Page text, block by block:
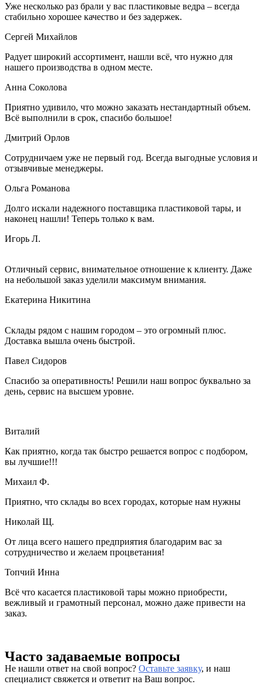
Уже несколько раз брали у вас пластиковые ведра – всегда
стабильно хорошее качество и без задержек.
Сергей Михайлов
Радует широкий ассортимент, нашли всё, что нужно для
нашего производства в одном месте.
Анна Соколова
Приятно удивило, что можно заказать нестандартный объем.
Всё выполнили в срок, спасибо большое!
Дмитрий Орлов
Сотрудничаем уже не первый год. Всегда выгодные условия и
отзывчивые менеджеры.
Ольга Романова
Долго искали надежного поставщика пластиковой тары, и
наконец нашли! Теперь только к вам.
Игорь Л.
Отличный сервис, внимательное отношение к клиенту. Даже
на небольшой заказ уделили максимум внимания.
Екатерина Никитина
Склады рядом с нашим городом – это огромный плюс.
Доставка вышла очень быстрой.
Павел Сидоров
Спасибо за оперативность! Решили наш вопрос буквально за
день, сервис на высшем уровне.
Виталий
Как приятно, когда так быстро решается вопрос с подбором,
вы лучшие!!!
Михаил Ф.
Приятно, что склады во всех городах, которые нам нужны
Николай Щ.
От лица всего нашего предприятия благодарим вас за
сотрудничество и желаем процветания!
Топчий Инна
Всё что касается пластиковой тары можно приобрести,
вежливый и грамотный персонал, можно даже привести на
заказ.
Часто задаваемые вопросы
Не нашли ответ на свой вопрос? Оставьте заявку, и наш
специалист свяжется и ответит на Ваш вопрос.